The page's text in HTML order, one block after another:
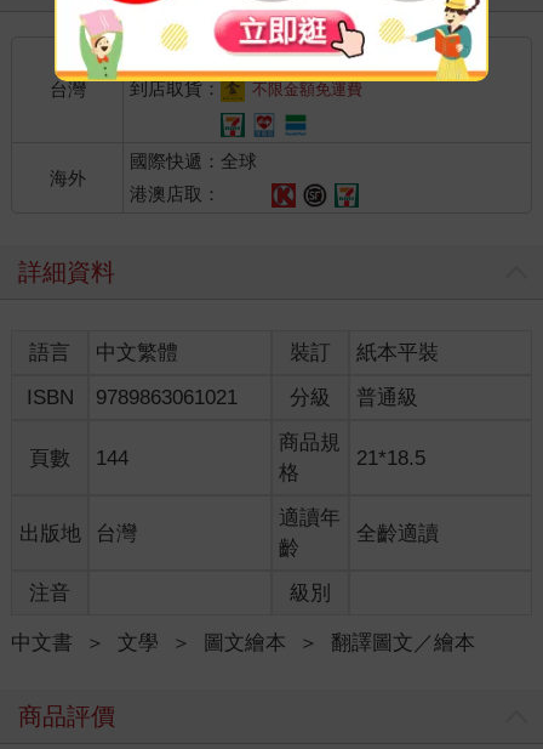
台灣
國內宅配：本島、離島
到店取貨：
不限金額免運費
海外
國際快遞：全球
港澳店取：
詳細資料
語言 中文繁體 裝訂
紙本平裝
ISBN
9789863061021 分級 普通級
頁數 144
商品規
格
21*18.5
出版地 台灣
適讀年
齡
全齡適讀
注音 級別
中文書 ＞ 文學 ＞ 圖文繪本 ＞ 翻譯圖文／繪本
商品評價